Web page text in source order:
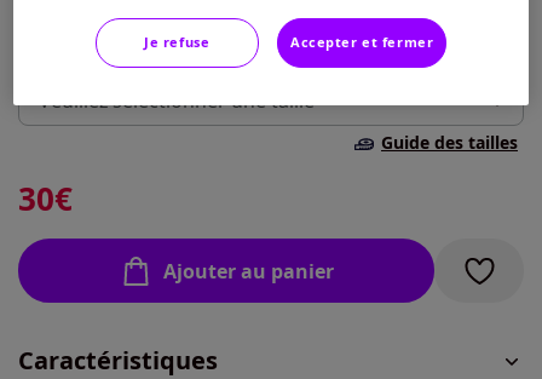
Veuillez sélectionner une taille
En stock
46 -En stock
Guide des tailles
30€
Ajouter au panier
Caractéristiques
Je refuse Accepter et fermer